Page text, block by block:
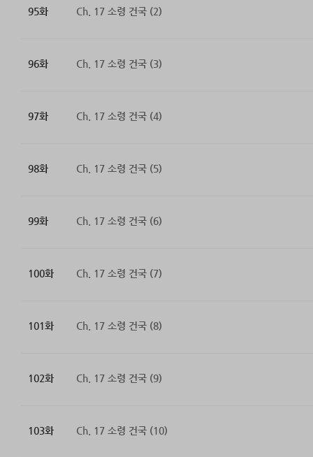
95화 Ch. 17 소령 건국 (2)
96화 Ch. 17 소령 건국 (3)
97화 Ch. 17 소령 건국 (4)
98화 Ch. 17 소령 건국 (5)
99화 Ch. 17 소령 건국 (6)
100화 Ch. 17 소령 건국 (7)
101화 Ch. 17 소령 건국 (8)
102화 Ch. 17 소령 건국 (9)
103화 Ch. 17 소령 건국 (10)